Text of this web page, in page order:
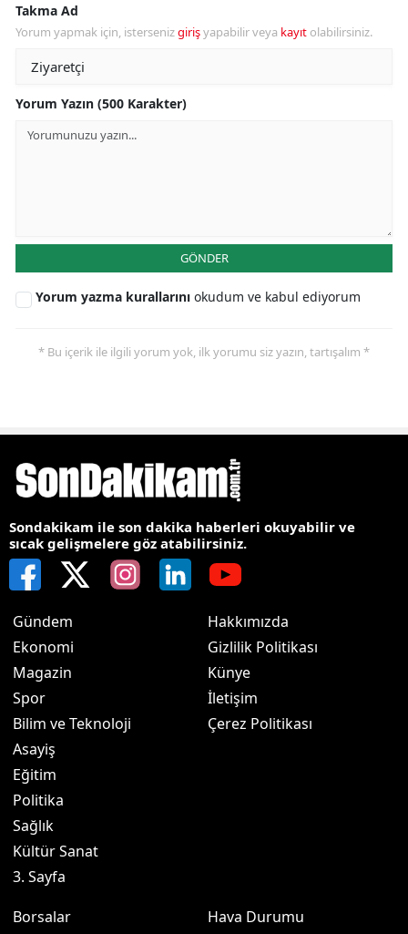
Takma Ad
Yorum yapmak için, istersenizgirişyapabilir veya kayıt olabilirsiniz.
Yorum Yazın (500 Karakter)
GÖNDER
Yorum yazma kurallarını okudum ve kabul ediyorum
* Bu içerik ile ilgili yorum yok, ilk yorumu siz yazın, tartışalım *
Sondakikam ile son dakika haberleri okuyabilir ve
sıcak gelişmelere göz atabilirsiniz.
Gündem
Ekonomi
Magazin
Spor
Bilim ve Teknoloji
Asayiş
Eğitim
Politika
Sağlık
Kültür Sanat
3. Sayfa
Hakkımızda
Gizlilik Politikası
Künye
İletişim
Çerez Politikası
Borsalar
Hava Durumu